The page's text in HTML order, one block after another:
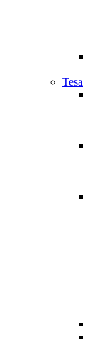
Tesa